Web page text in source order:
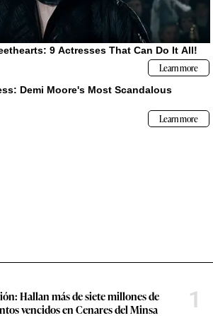
Hallan más de siete millones de
vencidos en Cenares del Minsa
1